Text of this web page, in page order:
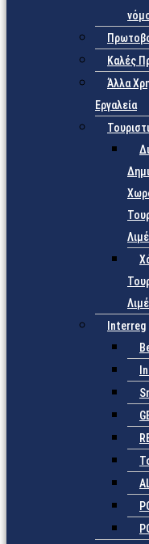
Καλές
Άλλα
Εργαλεία
Interreg